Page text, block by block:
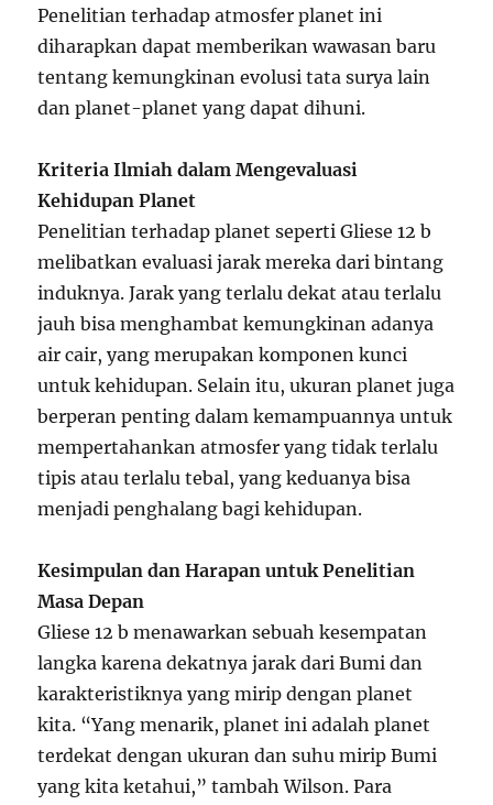
Penelitian terhadap atmosfer planet ini
diharapkan dapat memberikan wawasan baru
tentang kemungkinan evolusi tata surya lain
dan planet-planet yang dapat dihuni.
Kriteria Ilmiah dalam Mengevaluasi
Kehidupan Planet
Penelitian terhadap planet seperti Gliese 12 b
melibatkan evaluasi jarak mereka dari bintang
induknya. Jarak yang terlalu dekat atau terlalu
jauh bisa menghambat kemungkinan adanya
air cair, yang merupakan komponen kunci
untuk kehidupan. Selain itu, ukuran planet juga
berperan penting dalam kemampuannya untuk
mempertahankan atmosfer yang tidak terlalu
tipis atau terlalu tebal, yang keduanya bisa
menjadi penghalang bagi kehidupan.
Kesimpulan dan Harapan untuk Penelitian
Masa Depan
Gliese 12 b menawarkan sebuah kesempatan
langka karena dekatnya jarak dari Bumi dan
karakteristiknya yang mirip dengan planet
kita. “Yang menarik, planet ini adalah planet
terdekat dengan ukuran dan suhu mirip Bumi
yang kita ketahui,” tambah Wilson. Para